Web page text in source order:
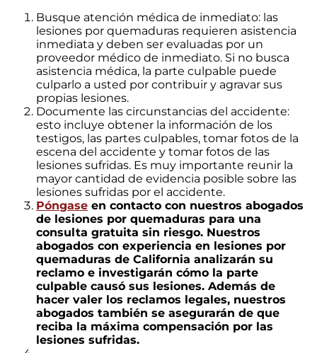
Busque atención médica de inmediato: las
lesiones por quemaduras requieren asistencia
inmediata y deben ser evaluadas por un
proveedor médico de inmediato. Si no busca
asistencia médica, la parte culpable puede
culparlo a usted por contribuir y agravar sus
propias lesiones.
Documente las circunstancias del accidente:
esto incluye obtener la información de los
testigos, las partes culpables, tomar fotos de la
escena del accidente y tomar fotos de las
lesiones sufridas. Es muy importante reunir la
mayor cantidad de evidencia posible sobre las
lesiones sufridas por el accidente.
Póngase en contacto con nuestros abogados
de lesiones por quemaduras para una
consulta gratuita sin riesgo. Nuestros
abogados con experiencia en lesiones por
quemaduras de California analizarán su
reclamo e investigarán cómo la parte
culpable causó sus lesiones. Además de
hacer valer los reclamos legales, nuestros
abogados también se asegurarán de que
reciba la máxima compensación por las
lesiones sufridas.